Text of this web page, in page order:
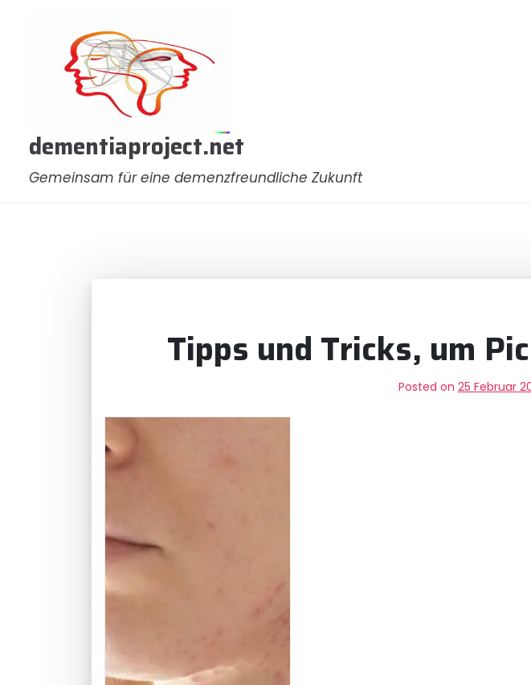
dementiaproject.net
Gemeinsam für eine demenzfreundliche Zukunft
Tipps und Tricks, um
Posted on 25 Februar